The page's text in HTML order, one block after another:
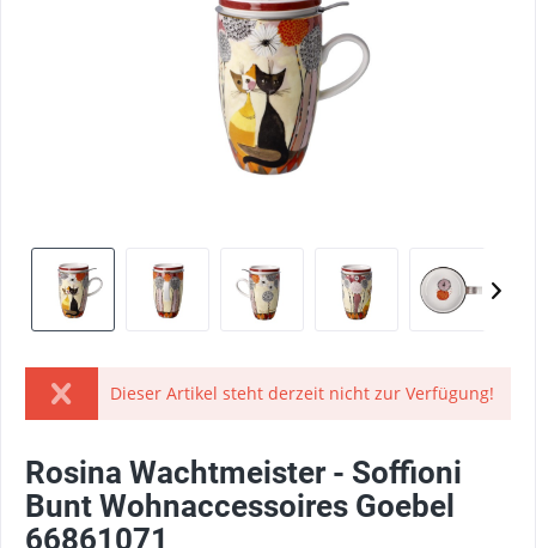
Dieser Artikel steht derzeit nicht zur Verfügung!
Rosina Wachtmeister - Soffioni
Bunt Wohnaccessoires Goebel
66861071